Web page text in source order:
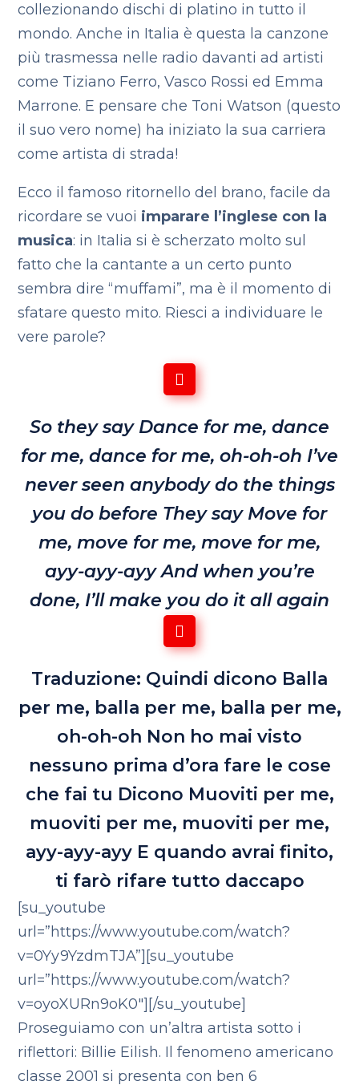
collezionando dischi di platino in tutto il
mondo. Anche in Italia è questa la canzone
più trasmessa nelle radio davanti ad artisti
come Tiziano Ferro, Vasco Rossi ed Emma
Marrone. E pensare che Toni Watson (questo
il suo vero nome) ha iniziato la sua carriera
come artista di strada!
Ecco il famoso ritornello del brano, facile da
ricordare se vuoi imparare l’inglese con la
musica: in Italia si è scherzato molto sul
fatto che la cantante a un certo punto
sembra dire “muffami”, ma è il momento di
sfatare questo mito. Riesci a individuare le
vere parole?
So they say Dance for me, dance
for me, dance for me, oh-oh-oh I’ve
never seen anybody do the things
you do before They say Move for
me, move for me, move for me,
ayy-ayy-ayy And when you’re
done, I’ll make you do it all again
Traduzione: Quindi dicono Balla
per me, balla per me, balla per me,
oh-oh-oh Non ho mai visto
nessuno prima d’ora fare le cose
che fai tu Dicono Muoviti per me,
muoviti per me, muoviti per me,
ayy-ayy-ayy E quando avrai finito,
ti farò rifare tutto daccapo
[su_youtube
url=”https://www.youtube.com/watch?
v=0Yy9YzdmTJA”][su_youtube
url=”https://www.youtube.com/watch?
v=oyoXURn9oK0″][/su_youtube]
Proseguiamo con un’altra artista sotto i
riflettori: Billie Eilish. Il fenomeno americano
classe 2001 si presenta con ben 6